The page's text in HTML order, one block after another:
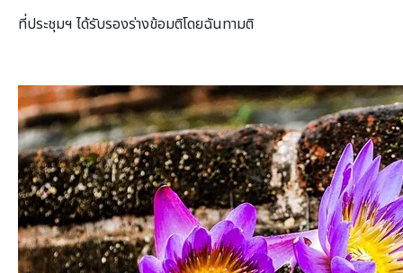
ที่ประชุมฯ ได้รับรองร่างข้อมติโดยฉันทามติ